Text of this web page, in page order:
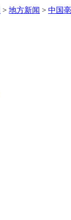
> 地方新闻 > 中国